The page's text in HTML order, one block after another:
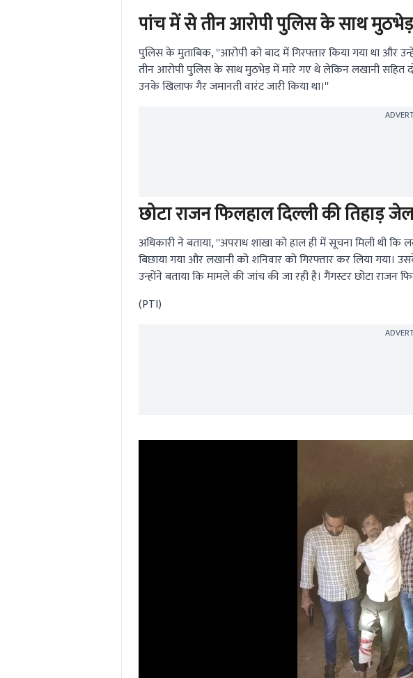
पांच में से तीन आरोपी पुलिस के साथ
पुलिस के मुताबिक, ''आरोपी को बाद में गिरफ्तार किया गया था और
तीन आरोपी पुलिस के साथ मुठभेड़ में मारे गए थे लेकिन लखानी सहित
उनके खिलाफ गैर जमानती वारंट जारी किया था।''
छोटा राजन फिलहाल दिल्ली की तिहाड़
अधिकारी ने बताया, ''अपराध शाखा को हाल ही में सूचना मिली थी
बिछाया गया और लखानी को शनिवार को गिरफ्तार कर लिया
उन्होंने बताया कि मामले की जांच की जा रही है। गैंगस्टर छोटा राजन
(PTI)